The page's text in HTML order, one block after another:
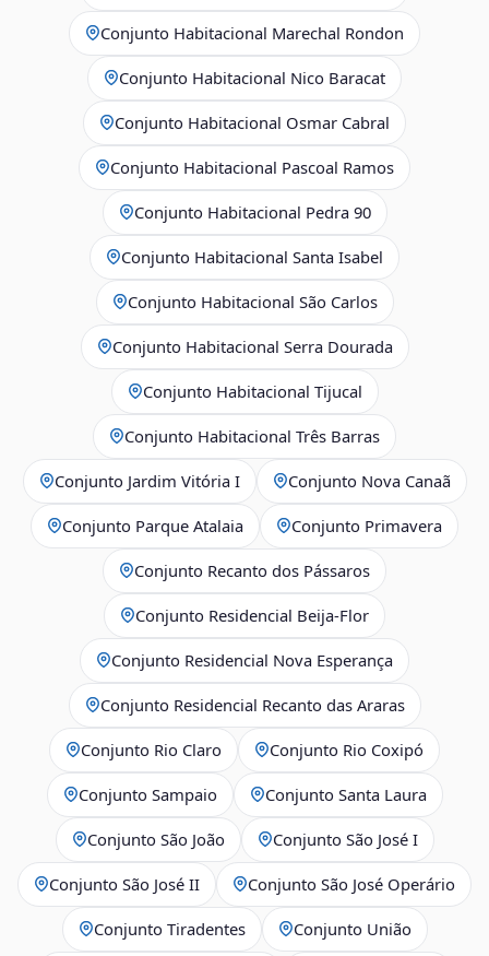
Conjunto Habitacional Marechal Rondon
Conjunto Habitacional Nico Baracat
Conjunto Habitacional Osmar Cabral
Conjunto Habitacional Pascoal Ramos
Conjunto Habitacional Pedra 90
Conjunto Habitacional Santa Isabel
Conjunto Habitacional São Carlos
Conjunto Habitacional Serra Dourada
Conjunto Habitacional Tijucal
Conjunto Habitacional Três Barras
Conjunto Jardim Vitória I Conjunto Nova Canaã
Conjunto Parque Atalaia Conjunto Primavera
Conjunto Recanto dos Pássaros
Conjunto Residencial Beija-Flor
Conjunto Residencial Nova Esperança
Conjunto Residencial Recanto das Araras
Conjunto Rio Claro Conjunto Rio Coxipó
Conjunto Sampaio Conjunto Santa Laura
Conjunto São João Conjunto São José I
Conjunto São José II Conjunto São José Operário
Conjunto Tiradentes Conjunto União